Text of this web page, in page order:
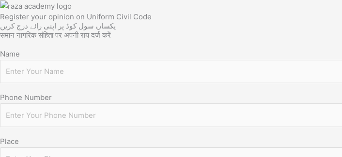
Register your opinion on Uniform Civil Code
یکساں سول کوڈ پر اپنی رائے درج کریں
समान नागरिक संहिता पर अपनी राय दर्ज करें
Name
Phone Number
Place